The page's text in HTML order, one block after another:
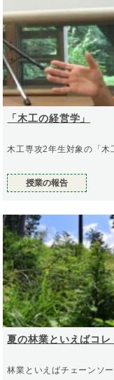
「木工の経営学」
木工専攻2年生対象の「木
授業の報告
夏の林業といえばコレ
林業といえばチェーンソ